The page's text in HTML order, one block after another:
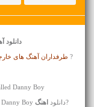
دانلود
? طرفداران آهنگ های
Download The Nice Music of Various Artists Called Danny Boy
?دانلود اهنگVarious Artists Danny Boy با